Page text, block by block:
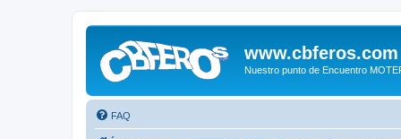
www.cbferos.com
Nuestro punto de Encuentro
FAQ